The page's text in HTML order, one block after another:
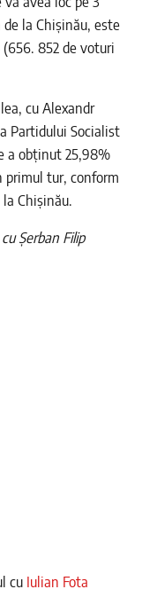
la Chișinău, este
852 de voturi
cu Alexandr
Partidului Socialist
a obținut 25,98%
primul tur, conform
la Chişinău.
Șerban Filip
cu Iulian Fota